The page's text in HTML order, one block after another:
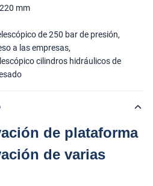
mm
de 250 bar de presión,
a las empresas,
cilindros hidráulicos de
de plataforma
de varias